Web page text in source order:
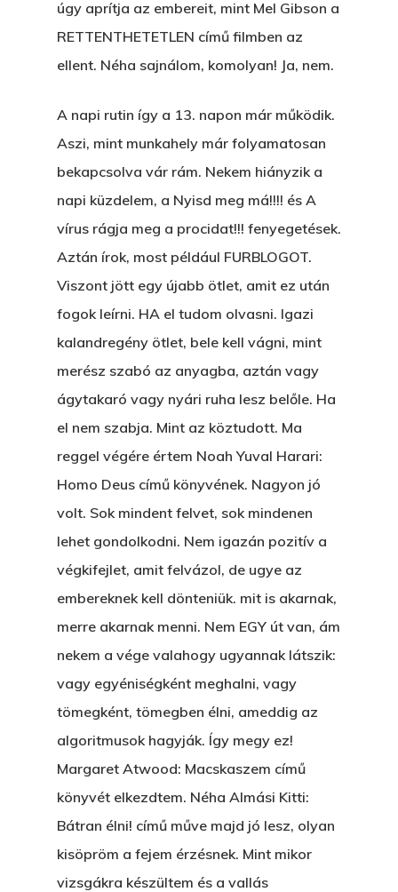
úgy aprítja az embereit, mint Mel Gibson a
RETTENTHETETLEN című filmben az
ellent. Néha sajnálom, komolyan! Ja, nem.
A napi rutin így a 13. napon már működik.
Aszi, mint munkahely már folyamatosan
bekapcsolva vár rám. Nekem hiányzik a
napi küzdelem, a Nyisd meg má!!!! és A
vírus rágja meg a procidat!!! fenyegetések.
Aztán írok, most például FURBLOGOT.
Viszont jött egy újabb ötlet, amit ez után
fogok leírni. HA el tudom olvasni. Igazi
kalandregény ötlet, bele kell vágni, mint
merész szabó az anyagba, aztán vagy
ágytakaró vagy nyári ruha lesz belőle. Ha
el nem szabja. Mint az köztudott. Ma
reggel végére értem Noah Yuval Harari:
Homo Deus című könyvének. Nagyon jó
volt. Sok mindent felvet, sok mindenen
lehet gondolkodni. Nem igazán pozitív a
végkifejlet, amit felvázol, de ugye az
embereknek kell dönteniük. mit is akarnak,
merre akarnak menni. Nem EGY út van, ám
nekem a vége valahogy ugyannak látszik:
vagy egyéniségként meghalni, vagy
tömegként, tömegben élni, ameddig az
algoritmusok hagyják. Így megy ez!
Margaret Atwood: Macskaszem című
könyvét elkezdtem. Néha Almási Kitti:
Bátran élni! című műve majd jó lesz, olyan
kisöpröm a fejem érzésnek. Mint mikor
vizsgákra készültem és a vallás